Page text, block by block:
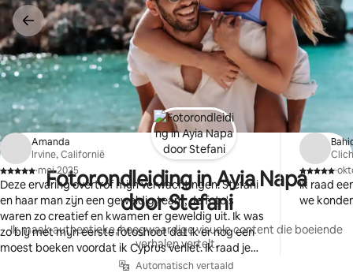
Ga
direct
naar
inhoud
Fotorondleiding in Ayia Napa
door Stefani
Ik maak authentieke, hoogwaardige visuele content die boeiende
verhalen vertelt.
Automatisch vertaald
Amanda
Irvine, Californië
,
·mei 2025
Deze ervaring overtrof mijn verwachtingen. Stefani
en haar man zijn een geweldig team, de foto's
waren zo creatief en kwamen er geweldig uit. Ik was
zo blij met mijn eerste fotoshoot dat ik er nog een
moest boeken voordat ik Cyprus verliet. Ik raad je
ten zeerste aan om deze ervaring te boeken voor
,
·
ik raad
we